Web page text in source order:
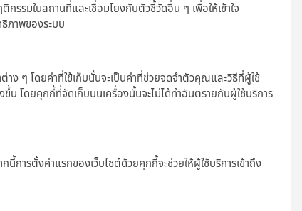
รมในสถานที่และเชื่อมโยงกับตัวชี้วัดอื่น ๆ เพื่อให้เข้าใจ
ภาพของระบบ
ๆ โดยค่าที่ใช้เก็บนั้นจะเป็นค่าที่ช่วยจดจำตัวคุณและวิธีที่ผู้ใช้
ขึ้น โดยคุกกี้ที่จัดเก็บบนเครื่องนั้นจะไม่ได้ทำอันตรายกับผู้ใช้บริการ
การตั้งค่าแรกของเว็บไซต์ด้วยคุกกี้จะช่วยให้ผู้ใช้บริการเข้าถึง